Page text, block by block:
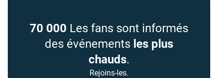
70 000 Les fans sont informés
des événements les plus
chauds.
Rejoins-les.